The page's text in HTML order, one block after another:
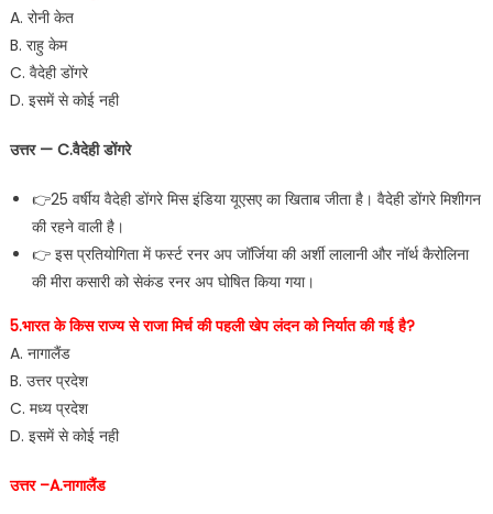
A. रोनी केत
B. राहु केम
C. वैदेही डोंगरे
D. इसमें से कोई नही
उत्तर — C.वैदेही डोंगरे
👉25 वर्षीय वैदेही डोंगरे मिस इंडिया यूएसए का खिताब जीता है। वैदेही डोंगरे मिशीगन
की रहने वाली है।
👉 इस प्रतियोगिता में फर्स्ट रनर अप जॉर्जिया की अर्शी लालानी और नॉर्थ कैरोलिना
की मीरा कसारी को सेकंड रनर अप घोषित किया गया।
5.भारत के किस राज्य से राजा मिर्च की पहली खेप लंदन को निर्यात की गई है?
A. नागालैंड
B. उत्तर प्रदेश
C. मध्य प्रदेश
D. इसमें से कोई नही
उत्तर –A.नागालैंड